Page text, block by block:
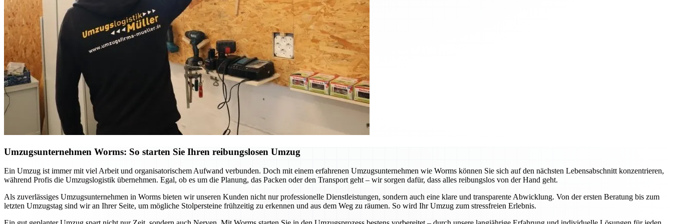
Umzugsunternehmen Worms: So starten Sie Ihren reibungslosen Umzug
Ein Umzug ist immer mit viel Arbeit und organisatorischem Aufwand verbunden. Doch mit einem erfahrenen Umzugsunternehmen wie Worms können Sie sich auf den nächsten Lebensabschnitt konzentrieren,
während Profis die Umzugslogistik übernehmen. Egal, ob es um die Planung, das Packen oder den Transport geht – wir sorgen dafür, dass alles reibungslos von der Hand geht.
Als zuverlässiges Umzugsunternehmen in Worms bieten wir unseren Kunden nicht nur professionelle Dienstleistungen, sondern auch eine klare und transparente Abwicklung. Von der ersten Beratung bis zum
letzten Umzugstag sind wir an Ihrer Seite, um mögliche Stolpersteine frühzeitig zu erkennen und aus dem Weg zu räumen. So wird Ihr Umzug zum stressfreien Erlebnis.